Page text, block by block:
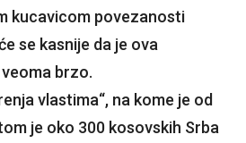
kucavicom povezanosti
se kasnije da je ova
brzo.
vlastima“, na kome je od
je oko 300 kosovskih Srba